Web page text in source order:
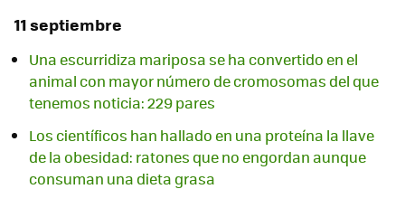
11 septiembre
Una escurridiza mariposa se ha convertido en el
animal con mayor número de cromosomas del que
tenemos noticia: 229 pares
Los científicos han hallado en una proteína la llave
de la obesidad: ratones que no engordan aunque
consuman una dieta grasa